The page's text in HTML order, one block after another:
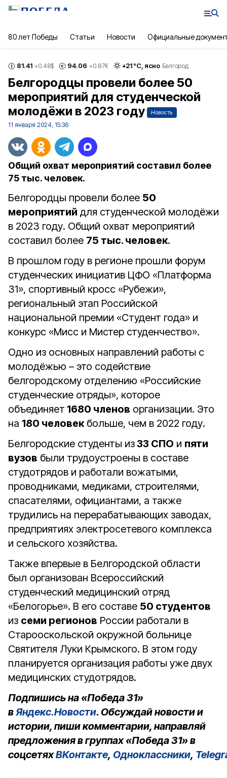
80 лет Победы Статьи Новости Официальные
81.41 +0.48$ 94.06 +0.87€ +21°С, ясно Белгород
Белгородцы провели более 50
мероприятий для студенческой
молодёжи в 2023 году
Новость
11 января 2024, 15:36
Общий охват мероприятий составил более
75 тыс. человек.
Белгородцы провели более 50
мероприятий для студенческой молодёжи
в 2023 году. Общий охват мероприятий
составил более 75 тыс. человек.
В прошлом году в регионе прошли форум
студенческих инициатив ЦФО «Платформа
31», спортивный кросс «Рубежи»,
региональный этап Российской
национальной премии «Студент года» и
конкурс «Мисс и Мистер студенчество».
Одно из основных направлений работы с
молодёжью – это содействие
белгородскому отделению «Российские
студенческие отряды», которое
объединяет 1680 членов организации. Это
на 180 человекбольше, чем в 2022 году.
Белгородские студенты из33 СПО и пяти
вузов были трудоустроены в составе
студотрядов и работали вожатыми,
проводниками, медиками, строителями,
спасателями, официантами, а также
трудились на перерабатывающих заводах,
предприятиях электросетевого комплекса
и сельского хозяйства.
Также впервые в Белгородской области
был организован Всероссийский
студенческий медицинский отряд
«Белогорье». В его составе 50 студентов
из семи регионов России работали в
Старооскольской окружной больнице
Святителя Луки Крымского. В этом году
планируется организация работы уже двух
медицинских студотрядов.
Подпишись на «Победа 31»
вЯндекс.Новости. Обсуждай новости и
истории, пиши комментарии, направляй
предложения в группах «Победа 31» в
соцсетяхВКонтакте, Одноклассники,